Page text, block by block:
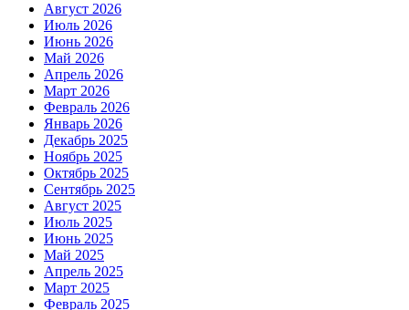
Август 2026
Июль 2026
Июнь 2026
Май 2026
Апрель 2026
Март 2026
Февраль 2026
Январь 2026
Декабрь 2025
Ноябрь 2025
Октябрь 2025
Сентябрь 2025
Август 2025
Июль 2025
Июнь 2025
Май 2025
Апрель 2025
Март 2025
Февраль 2025